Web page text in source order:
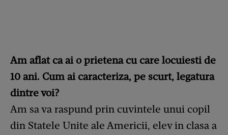
Am aflat ca ai o prietena cu care locuiesti de
10 ani. Cum ai caracteriza, pe scurt, legatura
dintre voi?
Am sa va raspund prin cuvintele unui copil
din Statele Unite ale Americii, elev in clasa a